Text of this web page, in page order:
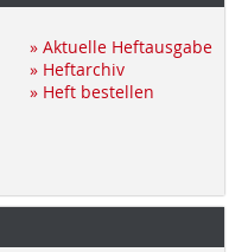
» Aktuelle Heftausgabe
» Heftarchiv
» Heft bestellen